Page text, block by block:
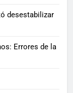
desestabilizar
Errores de la